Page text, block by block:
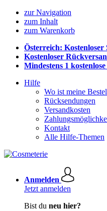
zur Navigation
zum Inhalt
zum Warenkorb
Österreich: Kostenloser
Kostenloser
Mindestens 1
Hilfe
Wo ist meine
Rücksendungen
Versandkosten
Kontakt
Alle Hilfe-Themen
Anmelden
Jetzt anmelden
Bist du neu hier?